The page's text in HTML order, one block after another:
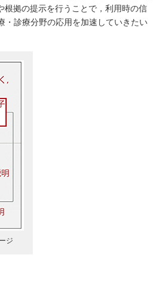
根拠の提示を行うことで，利用時の信
・診療分野の応用を加速していきたい
ジ